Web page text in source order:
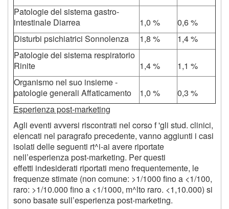
Patologie del sistema gastro-
intestinale Diarrea
1,0 %
0,6 %
Disturbi psichiatrici Sonnolenza
1,8 %
1,4 %
Patologie del sistema respiratorio
Rinite
1,4 %
1,1 %
Organismo nel suo insieme -
patologie generali Affaticamento
1,0 %
0,3 %
Esperienza post-marketing
Agli eventi avversi riscontrati nel corso f 'gli stud. clinici,
elencati nel paragrafo precedente, vanno aggiunti i casi
isolati delle seguenti rt^i-ai avere riportate
nell’esperienza post-marketing. Per questi
effetti indesiderati riportati meno frequentemente, le
frequenze stimate (non comune: >1/1000 fino a <1/100,
raro: >1/10.000 fino a <1/1000, m^lto raro. <1,10.000) si
sono basate sull’esperienza post-marketing.